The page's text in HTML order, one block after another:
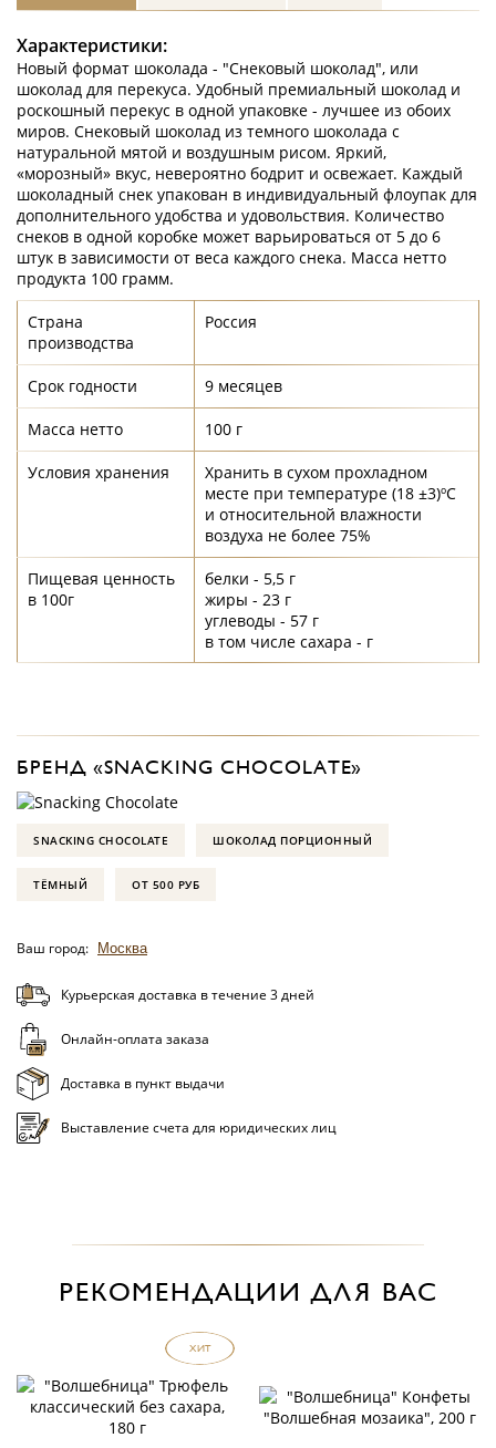
Характеристики:
Новый формат шоколада - "Снековый шоколад", или
шоколад для перекуса. Удобный премиальный шоколад и
роскошный перекус в одной упаковке - лучшее из обоих
миров. Снековый шоколад из темного шоколада с
натуральной мятой и воздушным рисом. Яркий,
«морозный» вкус, невероятно бодрит и освежает. Каждый
шоколадный снек упакован в индивидуальный флоупак для
дополнительного удобства и удовольствия. Количество
снеков в одной коробке может варьироваться от 5 до 6
штук в зависимости от веса каждого снека. Масса нетто
продукта 100 грамм.
Страна
производства
Россия
Срок годности 9 месяцев
Масса нетто 100 г
Условия хранения
Хранить в сухом прохладном
месте при температуре (18 ±3)ºС
и относительной влажности
воздуха не более 75%
Пищевая ценность
в 100г
белки - 5,5 г
жиры - 23 г
углеводы - 57 г
в том числе сахара - г
БРЕНД «SNACKING CHOCOLATE»
SNACKING CHOCOLATE ШОКОЛАД ПОРЦИОННЫЙ
ТЁМНЫЙ ОТ 500 РУБ
Ваш город: Москва
Курьерская доставка в течение 3 дней
Онлайн-оплата заказа
Доставка в пункт выдачи
Выставление счета для юридических лиц
РЕКОМЕНДАЦИИ ДЛЯ ВАС
ХИТ